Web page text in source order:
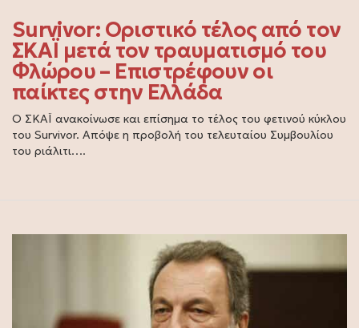
Survivor: Οριστικό τέλος από τον
ΣΚΑΪ μετά τον τραυματισμό του
Φλώρου – Επιστρέφουν οι
παίκτες στην Ελλάδα
Ο ΣΚΑΪ ανακοίνωσε και επίσημα το τέλος του φετινού κύκλου
του Survivor. Απόψε η προβολή του τελευταίου Συμβουλίου
του ριάλιτι….